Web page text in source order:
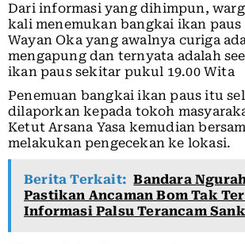
Dari informasi yang dihimpun,
kali menemukan bangkai ikan paus
Wayan Oka yang awalnya curiga
mengapung dan ternyata adalah
ikan paus sekitar pukul 19.00 Wita
Penemuan bangkai ikan paus itu
dilaporkan kepada tokoh
Ketut Arsana Yasa kemudian
melakukan pengecekan ke lokasi.
Berita Terkait: Bandara
Pastikan Ancaman Bom Tak
Informasi Palsu Terancam